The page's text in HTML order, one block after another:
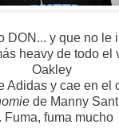
DON... y que no le
heavy de todo el
Oakley
Adidas y cae en el
de Manny
Fuma, fuma mucho